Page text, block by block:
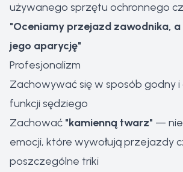
używanego sprzętu ochronnego
"Oceniamy przejazd zawodnika,
jego aparycję"
Profesjonalizm
Zachowywać się w sposób godny
funkcji sędziego
Zachować "kamienną twarz" —
emocji, które wywołują przejazdy
poszczególne triki